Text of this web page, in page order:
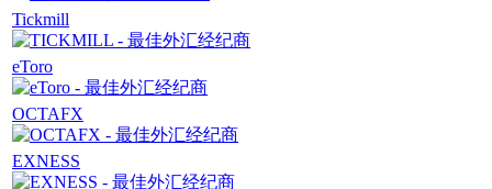
Tickmill
eToro
OCTAFX
EXNESS